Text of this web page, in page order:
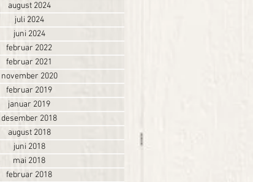
august 2024
juli 2024
juni 2024
februar 2022
februar 2021
november 2020
februar 2019
januar 2019
desember 2018
august 2018
juni 2018
mai 2018
februar 2018